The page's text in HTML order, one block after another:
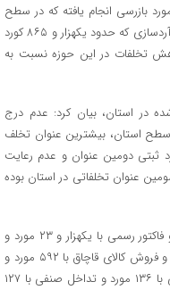
در حوزه آرد و نان حدود ۳۰ هزار مورد بازرسی انجام یافته که در سطح
واحد های نانوایی و واحد های عرضه کننده آرد و آردسازی که حدود یکهزار و ۸۶۵ کورد
افته است که ۱۶ درصد کاهش تخلفات در این حوزه نسبت به
در استان، بیان کرد: عدم درج
با حدود ۳هزار و ۵۳۰ مورد در سطح استان، بیشترین عنوان تخلف
بوده و گرانفروشی با یکهزار و ۸۳۲ مورد ثبتی دومین عنوان و عدم رعایت
بهداشتی با یکهزار و ۲۶۶ مورد سومین عنوان تخلفاتی در استان بوده
وی ادامه داد: همچنین عدم ارایه صورت حساب و فاکتور رسمی با یکهزار و ۲۳ مورد و
تقلب با ۶۱۴ مورد و تبلیغ حمل و نقل و نگهداری و فروش کالای قاچاق با ۵۹۲ مورد و
کم فروشی با ۳۵۶ مورد و برگزاری حراج غیرقانونی با ۱۳۶ مورد و تداخل صنفی با ۱۲۷